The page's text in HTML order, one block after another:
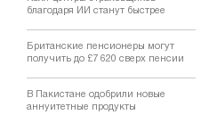
благодаря ИИ станут быстрее
Британские пенсионеры могут
получить до £7 620 сверх пенсии
В Пакистане одобрили новые
аннуитетные продукты